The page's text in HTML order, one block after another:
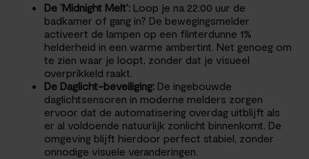
De ‘Midnight Melt’: Loop je na 22:00 uur de
badkamer of gang in? De bewegingsmelder
activeert de lampen op een flinterdunne 1%
helderheid in een warme ambertint. Net genoeg om
te zien waar je loopt, zonder dat je visueel
overprikkeld raakt.
De Daglicht-beveiliging: De ingebouwde
daglichtsensoren in moderne melders zorgen
ervoor dat de automatisering overdag uitblijft als
er al voldoende natuurlijk zonlicht binnenkomt. De
omgeving blijft hierdoor perfect stabiel, zonder
onnodige visuele veranderingen.